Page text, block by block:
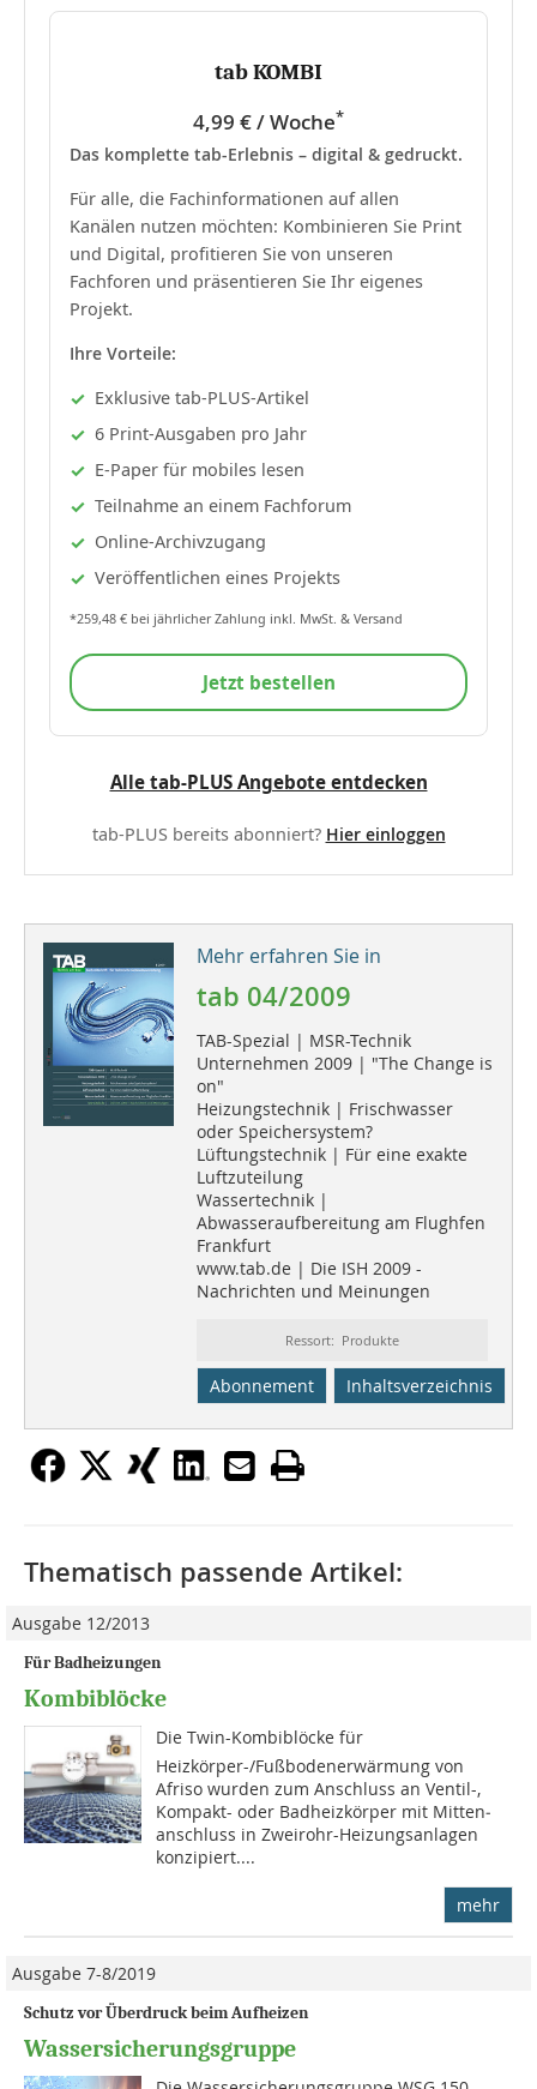
tab KOMBI
4,99 € / Woche*
Das komplette tab-Erlebnis – digital & gedruckt.
Für alle, die Fachinformationen auf allen
Kanälen nutzen möchten: Kombinieren Sie Print
und Digital, profitieren Sie von unseren
Fachforen und präsentieren Sie Ihr eigenes
Projekt.
Ihre Vorteile:
Exklusive tab-PLUS-Artikel
6 Print-Ausgaben pro Jahr
E-Paper für mobiles lesen
Teilnahme an einem Fachforum
Online-Archivzugang
Veröffentlichen eines Projekts
*259,48 € bei jährlicher Zahlung inkl. MwSt. & Versand
Jetzt bestellen
Alle tab-PLUS Angebote entdecken
tab-PLUS bereits abonniert? Hier einloggen
Mehr erfahren Sie in
tab 04/2009
TAB-Spezial | MSR-Technik
Unternehmen 2009 | "The Change is
on"
Heizungstechnik | Frischwasser
oder Speichersystem?
Lüftungstechnik | Für eine exakte
Luftzuteilung
Wassertechnik |
Abwasseraufbereitung am Flughfen
Frankfurt
www.tab.de | Die ISH 2009 -
Nachrichten und Meinungen
Ressort: Produkte
Abonnement Inhaltsverzeichnis
Thematisch passende Artikel:
Ausgabe 12/2013
Für Badheizungen
Kombiblöcke
Die Twin-Kombiblöcke für
Heizkörper-/Fußbodenerwärmung von
Afriso wurden zum Anschluss an Ventil-,
Kompakt- oder Badheizkörper mit Mitten­
anschluss in Zweirohr-Heizungsanlagen
konzipiert....
mehr
Ausgabe 7-8/2019
Schutz vor Überdruck beim Aufheizen
Wassersicherungsgruppe